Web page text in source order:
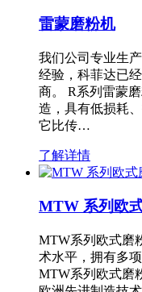
雷蒙磨粉机
我们公司专业生
经验，科菲达已
商。 R系列雷蒙
造，具有低损耗
它比传…
了解详情
MTW 系列欧
MTW系列欧式磨
术水平，拥有多
MTW系列欧式磨